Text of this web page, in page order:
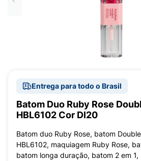
Entrega para todo o Brasil
Batom Duo Ruby Rose
HBL6102 Cor Dl20
Batom duo Ruby Rose, batom
HBL6102, maquiagem Ruby Rose,
batom longa duração, batom 2 em